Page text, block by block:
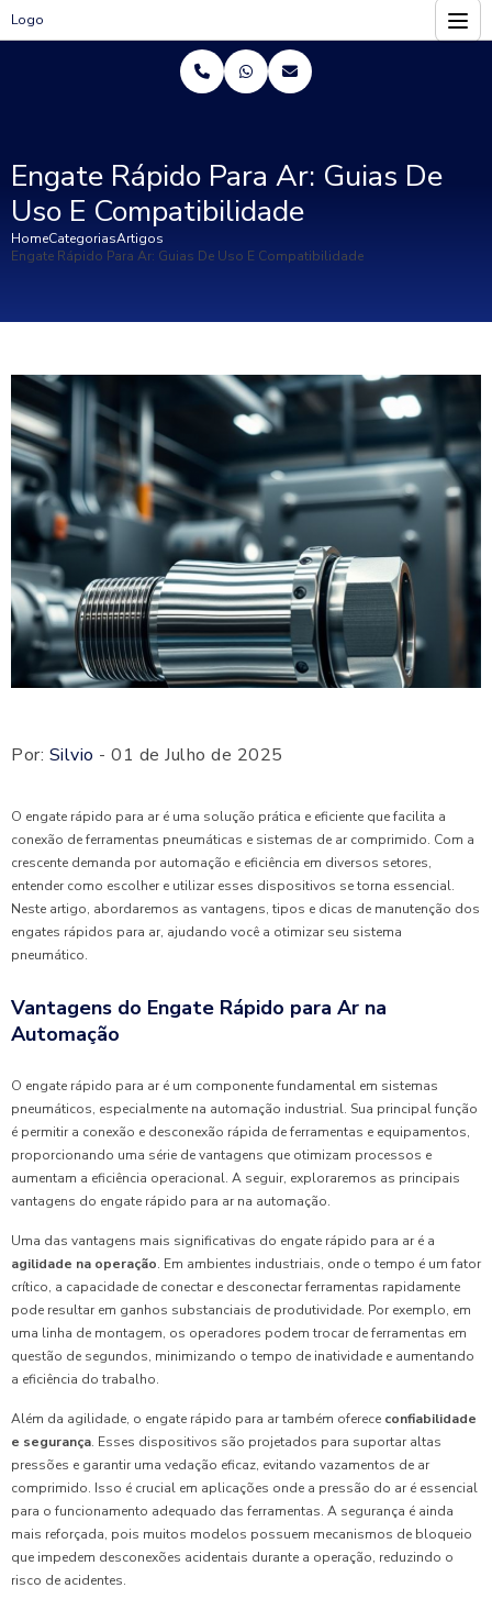
Logo
HomeCategoriasArtigos
Engate Rápido Para Ar: Guias De Uso E Compatibilidade
Engate Rápido Para Ar: Guias De
Uso E Compatibilidade
Por: Silvio - 01 de Julho de 2025
O engate rápido para ar é uma solução prática e eficiente que facilita a
conexão de ferramentas pneumáticas e sistemas de ar comprimido. Com a
crescente demanda por automação e eficiência em diversos setores,
entender como escolher e utilizar esses dispositivos se torna essencial.
Neste artigo, abordaremos as vantagens, tipos e dicas de manutenção dos
engates rápidos para ar, ajudando você a otimizar seu sistema
pneumático.
Vantagens do Engate Rápido para Ar na
Automação
O engate rápido para ar é um componente fundamental em sistemas
pneumáticos, especialmente na automação industrial. Sua principal função
é permitir a conexão e desconexão rápida de ferramentas e equipamentos,
proporcionando uma série de vantagens que otimizam processos e
aumentam a eficiência operacional. A seguir, exploraremos as principais
vantagens do engate rápido para ar na automação.
Uma das vantagens mais significativas do engate rápido para ar é a
agilidade na operação. Em ambientes industriais, onde o tempo é um fator
crítico, a capacidade de conectar e desconectar ferramentas rapidamente
pode resultar em ganhos substanciais de produtividade. Por exemplo, em
uma linha de montagem, os operadores podem trocar de ferramentas em
questão de segundos, minimizando o tempo de inatividade e aumentando
a eficiência do trabalho.
Além da agilidade, o engate rápido para ar também oferece confiabilidade
e segurança. Esses dispositivos são projetados para suportar altas
pressões e garantir uma vedação eficaz, evitando vazamentos de ar
comprimido. Isso é crucial em aplicações onde a pressão do ar é essencial
para o funcionamento adequado das ferramentas. A segurança é ainda
mais reforçada, pois muitos modelos possuem mecanismos de bloqueio
que impedem desconexões acidentais durante a operação, reduzindo o
risco de acidentes.